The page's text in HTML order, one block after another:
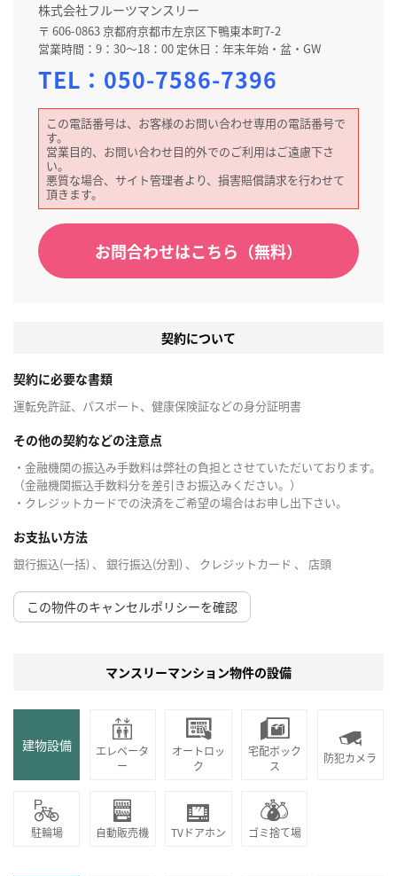
株式会社フルーツマンスリー
〒 606-0863 京都府京都市左京区下鴨東本町7-2
営業時間：9：30～18：00 定休日：年末年始・盆・GW
TEL： 050-7586-7396
この電話番号は、お客様のお問い合わせ専用の電話番号で
す。
営業目的、お問い合わせ目的外でのご利用はご遠慮下さ
い。
悪質な場合、サイト管理者より、損害賠償請求を行わせて
頂きます。
お問合わせはこちら（無料）
契約について
契約に必要な書類
運転免許証、パスポート、健康保険証などの身分証明書
その他の契約などの注意点
・金融機関の振込み手数料は弊社の負担とさせていただいております。
（金融機関振込手数料分を差引きお振込みください。）
・クレジットカードでの決済をご希望の場合はお申し出下さい。
お支払い方法
銀行振込(一括) 、 銀行振込(分割) 、 クレジットカード 、 店頭
この物件のキャンセルポリシーを確認
マンスリーマンション物件の設備
建物設備
エレベータ
ー
オートロッ
ク
宅配ボック
ス
防犯カメラ
駐輪場 自動販売機 TVドアホン ゴミ捨て場